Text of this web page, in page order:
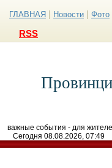
ГЛАВНАЯ Новости Фото
RSS
важные события - для
Сегодня 08.08.2026, 07:49